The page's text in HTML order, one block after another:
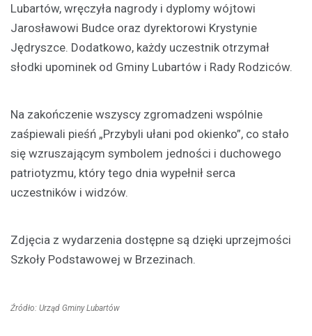
Lubartów, wręczyła nagrody i dyplomy wójtowi
Jarosławowi Budce oraz dyrektorowi Krystynie
Jędryszce. Dodatkowo, każdy uczestnik otrzymał
słodki upominek od Gminy Lubartów i Rady Rodziców.
Na zakończenie wszyscy zgromadzeni wspólnie
zaśpiewali pieśń „Przybyli ułani pod okienko”, co stało
się wzruszającym symbolem jedności i duchowego
patriotyzmu, który tego dnia wypełnił serca
uczestników i widzów.
Zdjęcia z wydarzenia dostępne są dzięki uprzejmości
Szkoły Podstawowej w Brzezinach.
Źródło: Urząd Gminy Lubartów